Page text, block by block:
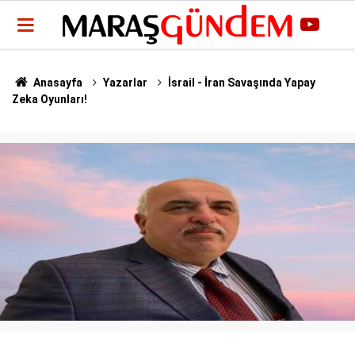
Anasayfa Yazarlar
İsrail - İran Savaşında Yapay
Zeka Oyunları!